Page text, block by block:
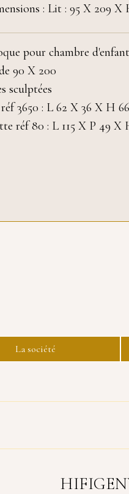
: Lit : 95 X 209 X
pour chambre d'enfant
90 X 200
sculptées
3650 : L 62 X 36 X H 66
réf 80 : L 115 X P 49 X
La société